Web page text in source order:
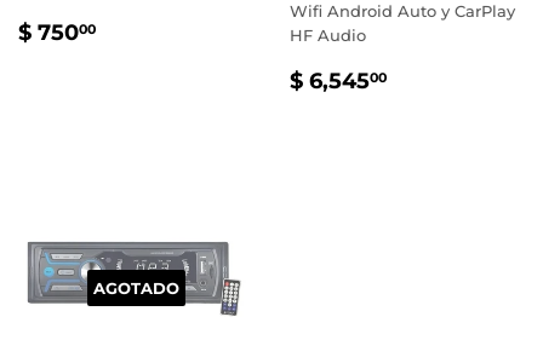
PRECIO
$ 75000
Wifi Android Auto y CarPlay
HF Audio
PRECIO
$ 6,54500
AGOTADO